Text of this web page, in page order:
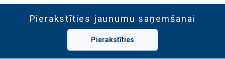
Pierakstīties jaunumu saņemšanai
Pierakstīties